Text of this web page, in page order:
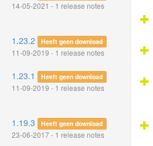
14-05-2021 - 1 release notes
1.23.2 Heeft geen download
11-09-2019 - 1 release notes
1.23.1 Heeft geen download
11-09-2019 - 1 release notes
1.19.3 Heeft geen download
23-06-2017 - 1 release notes